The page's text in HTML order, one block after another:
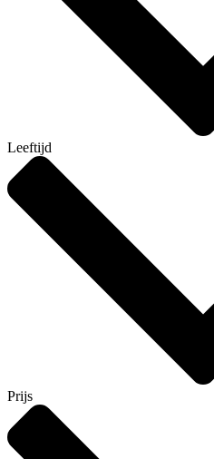
Leeftijd
Prijs